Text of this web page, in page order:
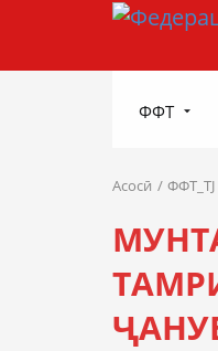
ФФТ
Асосӣ ФФТ_TJ